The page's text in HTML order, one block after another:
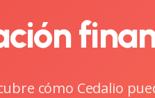
cómo Cedalio